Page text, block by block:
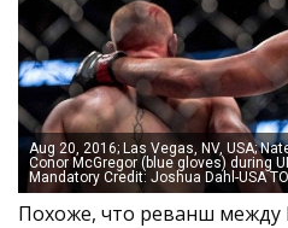
Aug 20, 2016; Las Vegas, NV, USA;
Conor McGregor (blue gloves) during
Mandatory Credit: Joshua Dahl-USA
Похоже, что реванш